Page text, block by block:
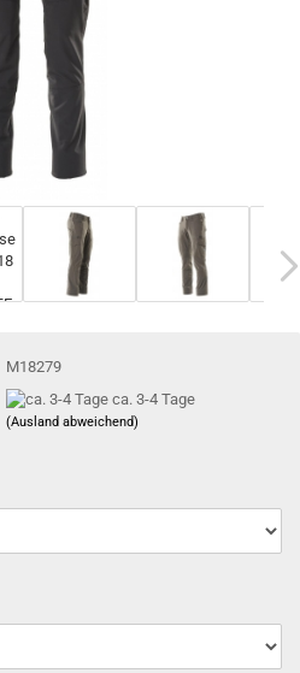
M18279
ca. 3-4 Tage
(Ausland abweichend)